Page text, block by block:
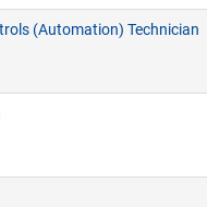
(Automation) Technician